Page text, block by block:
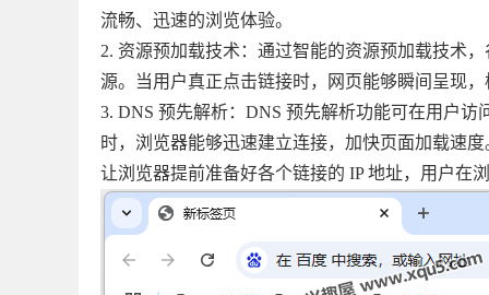
流畅、迅速的浏览体验。
2. 资源预加载技术：通过智能的资源预加载技术
源。当用户真正点击链接时，网页能够瞬间呈现，
3. DNS 预先解析：DNS 预先解析功能可在用户
时，浏览器能够迅速建立连接，加快页面加载速
让浏览器提前准备好各个链接的 IP 地址，用户在